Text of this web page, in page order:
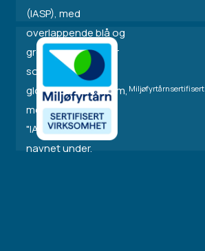
Miljøfyrtårnsertifisert